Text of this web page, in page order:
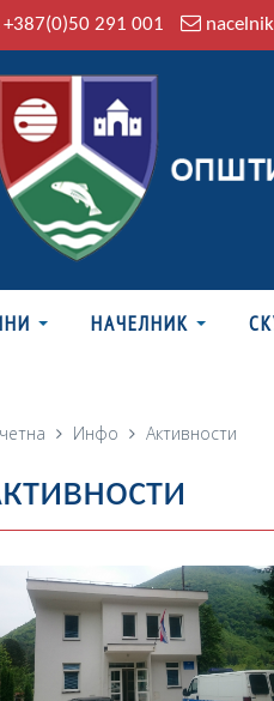
+387(0)50 291 001
НАЧЕЛНИК
Инфо Активности